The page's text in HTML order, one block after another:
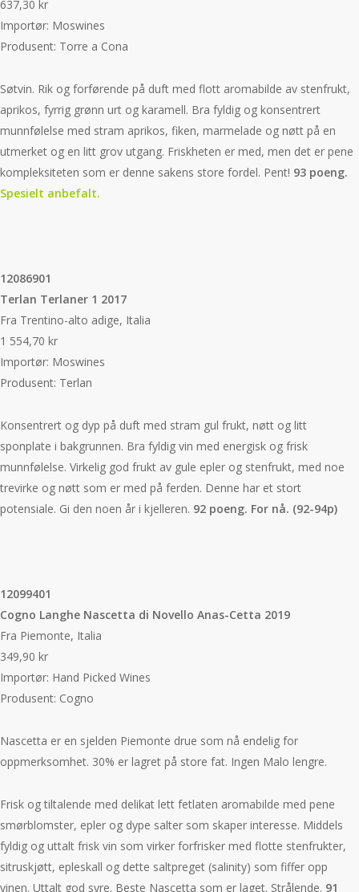
637,30 kr
Importør: Moswines
Produsent: Torre a Cona
Søtvin. Rik og forførende på duft med flott aromabilde av stenfrukt,
aprikos, fyrrig grønn urt og karamell. Bra fyldig og konsentrert
munnfølelse med stram aprikos, fiken, marmelade og nøtt på en
utmerket og en litt grov utgang. Friskheten er med, men det er pene
kompleksiteten som er denne sakens store fordel. Pent! 93 poeng.
Spesielt anbefalt.
12086901
Terlan Terlaner 1 2017
Fra Trentino-alto adige, Italia
1 554,70 kr
Importør: Moswines
Produsent: Terlan
Konsentrert og dyp på duft med stram gul frukt, nøtt og litt
sponplate i bakgrunnen. Bra fyldig vin med energisk og frisk
munnfølelse. Virkelig god frukt av gule epler og stenfrukt, med noe
trevirke og nøtt som er med på ferden. Denne har et stort
potensiale. Gi den noen år i kjelleren. 92 poeng. For nå. (92-94p)
12099401
Cogno Langhe Nascetta di Novello Anas-Cetta 2019
Fra Piemonte, Italia
349,90 kr
Importør: Hand Picked Wines
Produsent: Cogno
Nascetta er en sjelden Piemonte drue som nå endelig for
oppmerksomhet. 30% er lagret på store fat. Ingen Malo lengre.
Frisk og tiltalende med delikat lett fetlaten aromabilde med pene
smørblomster, epler og dype salter som skaper interesse. Middels
fyldig og uttalt frisk vin som virker forfrisker med flotte stenfrukter,
sitruskjøtt, epleskall og dette saltpreget (salinity) som fiffer opp
vinen. Uttalt god syre. Beste Nascetta som er laget. Strålende. 91